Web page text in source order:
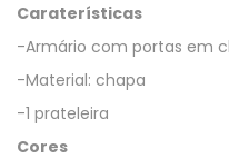
Caraterísticas
-Armário com portas em
-Material: chapa
-1 prateleira
Cores